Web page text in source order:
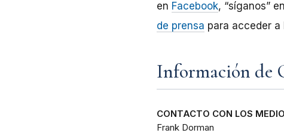
en Facebook, “síganos” en
de prensa para acceder
Información de
CONTACTO CON LOS
Frank Dorman